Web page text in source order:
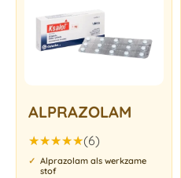
ALPRAZOLAM
Gewaardeerd
5.00uit 5
(6)
Alprazolam als werkzame
stof